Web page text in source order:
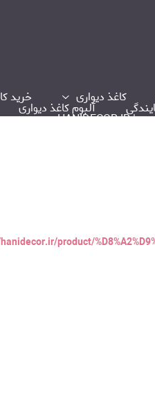
کاغذ دیواری خرید
آلبوم کاغذ دیواری
product/